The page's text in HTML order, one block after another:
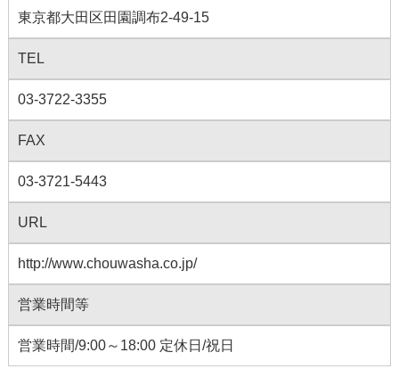
東京都大田区田園調布2-49-15
TEL
03-3722-3355
FAX
03-3721-5443
URL
http://www.chouwasha.co.jp/
営業時間等
営業時間/9:00～18:00 定休日/祝日